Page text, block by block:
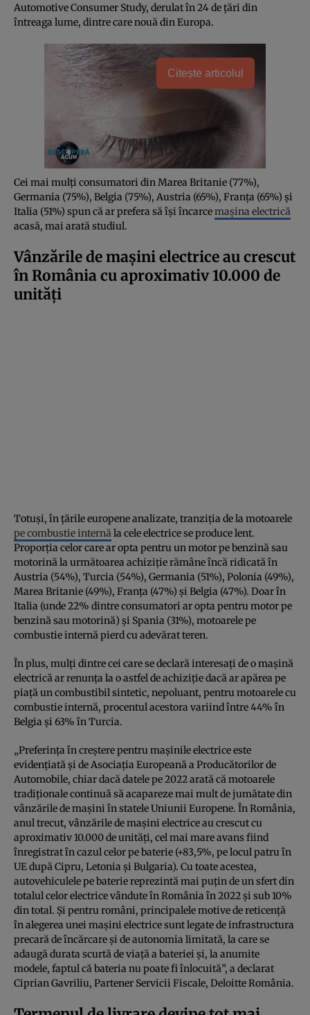
Automotive Consumer Study, derulat în 24 de țări din
întreaga lume, dintre care nouă din Europa.
Citește articolul
Cei mai mulți consumatori din Marea Britanie (77%),
Germania (75%), Belgia (75%), Austria (65%), Franța (65%) și
Italia (51%) spun că ar prefera să își încarcemașina electrică
acasă, mai arată studiul.
Vânzările de mașini electrice au crescut
în România cu aproximativ 10.000 de
unități
Totuși, în țările europene analizate, tranziția de la motoarele
pe combustie internăla cele electrice se produce lent.
Proporția celor care ar opta pentru un motor pe benzină sau
motorină la următoarea achiziție rămâne încă ridicată în
Austria (54%), Turcia (54%), Germania (51%), Polonia (49%),
Marea Britanie (49%), Franța (47%) și Belgia (47%). Doar în
Italia (unde 22% dintre consumatori ar opta pentru motor pe
benzină sau motorină) și Spania (31%), motoarele pe
combustie internă pierd cu adevărat teren.
În plus, mulți dintre cei care se declară interesați de o mașină
electrică ar renunța la o astfel de achiziție dacă ar apărea pe
piață un combustibil sintetic, nepoluant, pentru motoarele cu
combustie internă, procentul acestora variind între 44% în
Belgia și 63% în Turcia.
„Preferința în creștere pentru mașinile electrice este
evidențiată și de Asociația Europeană a Producătorilor de
Automobile, chiar dacă datele pe 2022 arată că motoarele
tradiționale continuă să acapareze mai mult de jumătate din
vânzările de mașini în statele Uniunii Europene. În România,
anul trecut, vânzările de mașini electrice au crescut cu
aproximativ 10.000 de unități, cel mai mare avans fiind
înregistrat în cazul celor pe baterie (+83,5%, pe locul patru în
UE după Cipru, Letonia și Bulgaria). Cu toate acestea,
autovehiculele pe baterie reprezintă mai puțin de un sfert din
totalul celor electrice vândute în România în 2022 și sub 10%
din total. Și pentru români, principalele motive de reticență
în alegerea unei mașini electrice sunt legate de infrastructura
precară de încărcare și de autonomia limitată, la care se
adaugă durata scurtă de viață a bateriei și, la anumite
modele, faptul că bateria nu poate fi înlocuită”, a declarat
Ciprian Gavriliu, Partener Servicii Fiscale, Deloitte România.